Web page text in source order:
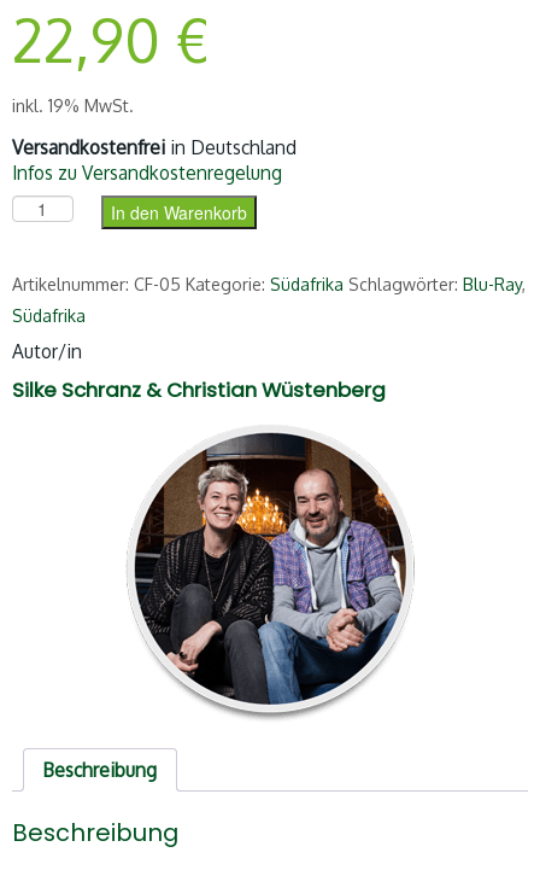
22,90 €
inkl. 19% MwSt.
Versandkostenfrei in Deutschland
Infos zu Versandkostenregelung
Südafrika (Blu-Ray) Menge
In den Warenkorb
Artikelnummer: CF-05 Kategorie: Südafrika Schlagwörter: Blu-Ray,
Südafrika
Autor/in
Silke Schranz & Christian Wüstenberg
Beschreibung
Beschreibung